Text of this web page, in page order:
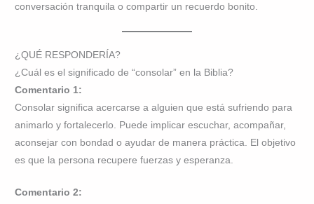
conversación tranquila o compartir un recuerdo bonito.
¿QUÉ RESPONDERÍA?
¿Cuál es el significado de “consolar” en la Biblia?
Comentario 1:
Consolar significa acercarse a alguien que está sufriendo para
animarlo y fortalecerlo. Puede implicar escuchar, acompañar,
aconsejar con bondad o ayudar de manera práctica. El objetivo
es que la persona recupere fuerzas y esperanza.
Comentario 2: